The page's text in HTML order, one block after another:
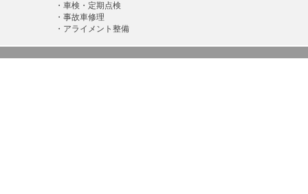
・車検・定期点検
・事故車修理
・アライメント整備